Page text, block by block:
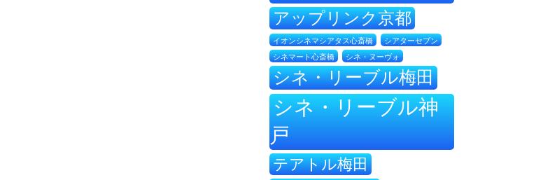
アップリンク京都
イオンシネマシアタス心斎橋 シアターセブン
シネマート心斎橋 シネ・ヌーヴォ
シネ・リーブル梅田
シネ・リーブル神
戸
テアトル梅田